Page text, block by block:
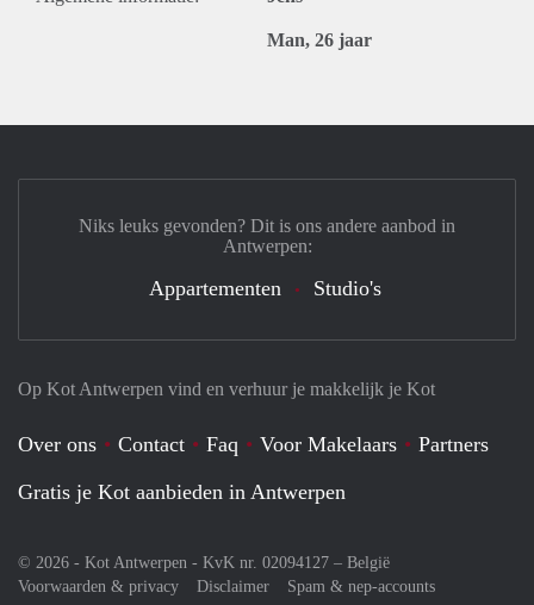
Man, 26 jaar
Op Kot Antwerpen vind en verhuur je makkelijk je Kot
Over ons Contact Faq Voor Makelaars
Partners
Gratis je Kot aanbieden in Antwerpen
© 2026 - Kot Antwerpen - KvK nr. 02094127 – België
Voorwaarden & privacy
Disclaimer Spam & nep-accounts
Niks leuks gevonden? Dit is ons andere aanbod in
Antwerpen:
Appartementen Studio's